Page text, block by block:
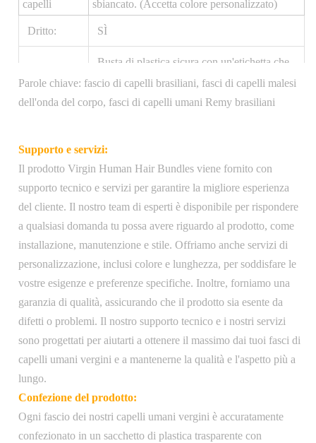
capelli sbiancato. (Accetta colore personalizzato)
Dritto: SÌ
del
prodotto:
Busta di plastica sicura con un'etichetta che
indica la lunghezza e la struttura dei capelli,
inserita in un'elegante scatola nera con il
Pacchetto
di
trasporto:
1 pezzo/sacchetto di plastica
Peso: 100 grammi
Spedizione:
Spedizione gratuita negli Stati Uniti, ordini
elaborati entro 1-2 giorni lavorativi e spediti
tramite USPS Priority Mail, spedizione
internazionale disponibile a un costo
aggiuntivo
Parole chiave: fascio di capelli brasiliani, fasci di capelli malesi
dell'onda del corpo, fasci di capelli umani Remy brasiliani
Supporto e servizi:
Il prodotto Virgin Human Hair Bundles viene fornito con
supporto tecnico e servizi per garantire la migliore esperienza
del cliente. Il nostro team di esperti è disponibile per rispondere
a qualsiasi domanda tu possa avere riguardo al prodotto, come
installazione, manutenzione e stile. Offriamo anche servizi di
personalizzazione, inclusi colore e lunghezza, per soddisfare le
vostre esigenze e preferenze specifiche. Inoltre, forniamo una
garanzia di qualità, assicurando che il prodotto sia esente da
difetti o problemi. Il nostro supporto tecnico e i nostri servizi
sono progettati per aiutarti a ottenere il massimo dai tuoi fasci di
capelli umani vergini e a mantenerne la qualità e l'aspetto più a
lungo.
Confezione del prodotto:
Ogni fascio dei nostri capelli umani vergini è accuratamente
confezionato in un sacchetto di plastica trasparente con